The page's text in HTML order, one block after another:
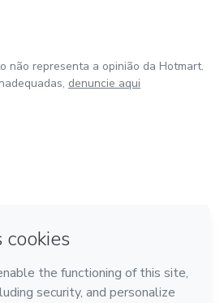
não representa a opinião da Hotmart.
denuncie aqui